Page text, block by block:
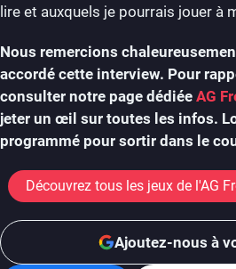
lire et auxquels je pourrais jouer à
Nous remercions
accordé cette interview. Pour
consulter notre page dédiée AG
jeter un œil sur toutes les infos.
programmé pour sortir dans le
Découvrez tous les jeux de l'AG
Ajoutez-nous à